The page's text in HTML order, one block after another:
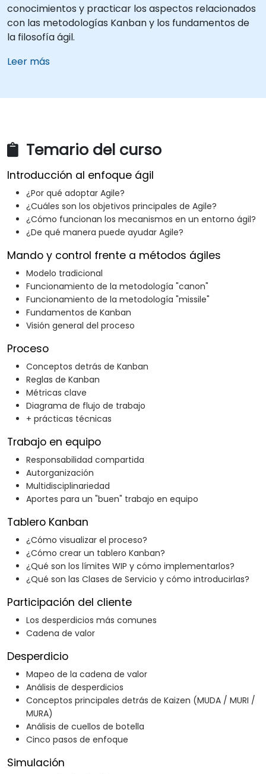
conocimientos y practicar los aspectos relacionados
con las metodologías Kanban y los fundamentos de
la filosofía ágil.
Leer más
Temario del curso
Introducción al enfoque ágil
¿Por qué adoptar Agile?
¿Cuáles son los objetivos principales de Agile?
¿Cómo funcionan los mecanismos en un entorno ágil?
¿De qué manera puede ayudar Agile?
Mando y control frente a métodos ágiles
Modelo tradicional
Funcionamiento de la metodología "canon"
Funcionamiento de la metodología "missile"
Fundamentos de Kanban
Visión general del proceso
Proceso
Conceptos detrás de Kanban
Reglas de Kanban
Métricas clave
Diagrama de flujo de trabajo
+ prácticas técnicas
Trabajo en equipo
Responsabilidad compartida
Autorganización
Multidisciplinariedad
Aportes para un "buen" trabajo en equipo
Tablero Kanban
¿Cómo visualizar el proceso?
¿Cómo crear un tablero Kanban?
¿Qué son los límites WIP y cómo implementarlos?
¿Qué son las Clases de Servicio y cómo introducirlas?
Participación del cliente
Los desperdicios más comunes
Cadena de valor
Desperdicio
Mapeo de la cadena de valor
Análisis de desperdicios
Conceptos principales detrás de Kaizen (MUDA / MURI /
MURA)
Análisis de cuellos de botella
Cinco pasos de enfoque
Simulación